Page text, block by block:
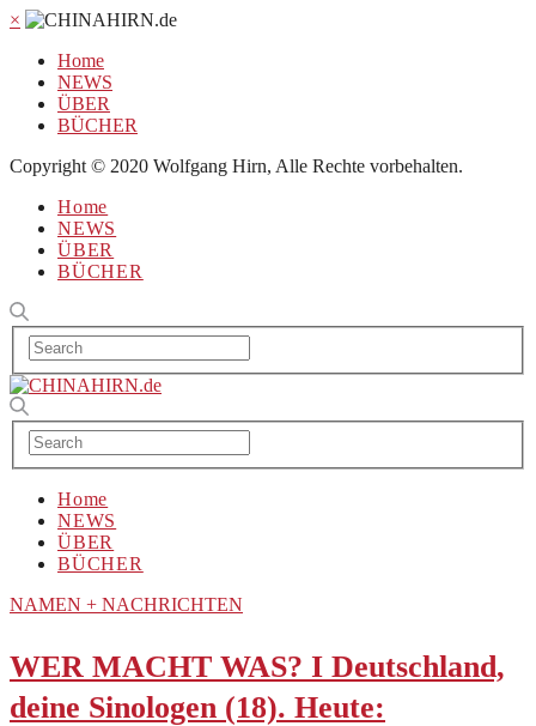
×
Home
NEWS
ÜBER
BÜCHER
Copyright © 2020 Wolfgang Hirn, Alle Rechte vorbehalten.
Home
NEWS
ÜBER
BÜCHER
Home
NEWS
ÜBER
BÜCHER
NAMEN + NACHRICHTEN
WER MACHT WAS? I Deutschland,
deine Sinologen (18). Heute: